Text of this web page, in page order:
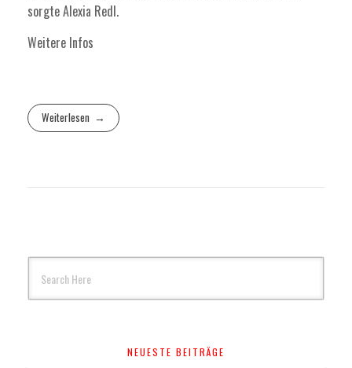
sorgte Alexia Redl.
Weitere Infos
Weiterlesen
NEUESTE BEITRÄGE